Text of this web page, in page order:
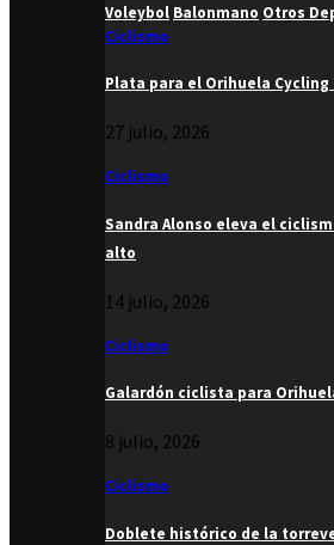
Voleybol Balonmano Otros
Ciclismo
Plata para el Orihuela Cycling
27 julio, 2026
Ciclismo
Sandra Alonso eleva el
alto
14 julio, 2026
Ciclismo
Galardón ciclista para
8 julio, 2026
Ciclismo
Doblete histórico de la